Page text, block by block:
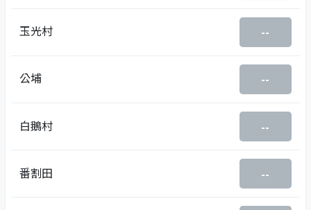
玉光村 --
公埔 --
白鵝村 --
番割田 --